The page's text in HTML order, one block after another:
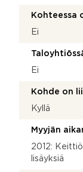
Kohteessa
Ei
Ei
Kohde on
Kyllä
Myyjän
2012:
lisäyksiä